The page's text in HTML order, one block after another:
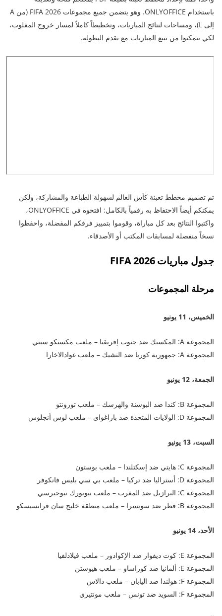
باستخدام ONLYOFFICE. وهو يتضمن جميع مجموعات FIFA 2026 (من A
إلى L)، ومساحات لنتائج المباريات، وتخطيطاً كاملاً لمسار خروج المغلوب،
لكي تتمكنوا من تتبع المباريات مع تقدم البطولة.
تم تصميم مخطط تعبئة كأس العالم لسهولة الطباعة والمشاركة، ولكن
يمكنكم أيضاً الاحتفاظ به رقمياً بالكامل: افتحوه في ONLYOFFICE،
واكتبوا النتائج بعد كل مباراة، وقوموا بتمييز فرقكم المفضلة، واحفظوا
نسخاً منفصلة لمسابقات المكتب أو الأصدقاء.
جدول مباريات FIFA 2026
مرحلة المجموعات
الخميس، 11 يونيو
المجموعة A: المكسيك ضد جنوب إفريقيا – ملعب مكسيكو سيتي
المجموعة A: جمهورية كوريا ضد التشيك – ملعب غوادالاخارا
الجمعة، 12 يونيو
المجموعة B: كندا ضد البوسنة والهرسك – ملعب تورونتو
المجموعة D: الولايات المتحدة ضد باراغواي – ملعب لوس أنجلوس
السبت، 13 يونيو
المجموعة C: هايتي ضد إسكتلندا – ملعب بوستون
المجموعة D: أستراليا ضد تركيا – ملعب بي سي بليس فانكوفر
المجموعة C: البرازيل ضد المغرب – ملعب نيويورك نيوجيرسي
المجموعة B: قطر ضد سويسرا – ملعب منطقة خليج سان فرانسيسكو
الأحد، 14 يونيو
المجموعة E: كوت ديفوار ضد الإكوادور – ملعب فيلادلفيا
المجموعة E: ألمانيا ضد كوراساو – ملعب هيوستن
المجموعة F: هولندا ضد اليابان – ملعب دالاس
المجموعة F: السويد ضد تونس – ملعب مونتيري